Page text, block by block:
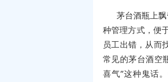
茅台酒瓶上
种管理方式，便
员工出错，从而
常见的茅台酒空
喜气”这种鬼话